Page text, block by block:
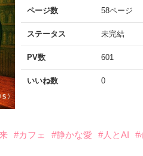
ページ数 58ページ
ステータス 未完結
PV数 601
いいね数 0
#カフェ #静かな愛 #人とAI #